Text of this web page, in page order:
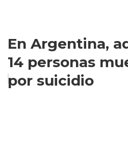
En Argentina,
14 personas
por suicidio